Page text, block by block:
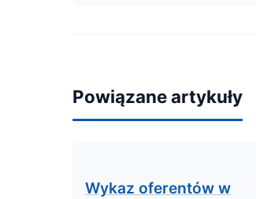
Powiązane artykuły
Wykaz oferentów w